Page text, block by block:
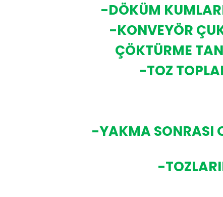
-DÖKÜM
-KONVEYÖR
ÇÖKTÜRME
-TOZ
-YAKMA SONRASI
-